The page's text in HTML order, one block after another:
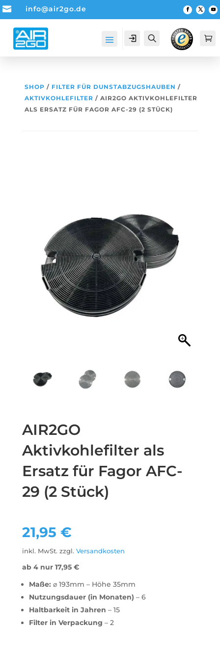
 info@air2go.de
Account Suche 
SHOP / FILTER FÜR DUNSTABZUGSHAUBEN /
AKTIVKOHLEFILTER / AIR2GO AKTIVKOHLEFILTER
ALS ERSATZ FÜR FAGOR AFC-29 (2 STÜCK)
AIR2GO
Aktivkohlefilter als
Ersatz für Fagor AFC-
29 (2 Stück)
21,95 €
inkl. MwSt. zzgl. Versandkosten
ab 4 nur 17,95 €
Maße: ⌀ 193mm – Höhe 35mm
Nutzungsdauer (in Monaten) – 6
Haltbarkeit in Jahren – 15
Filter in Verpackung – 2